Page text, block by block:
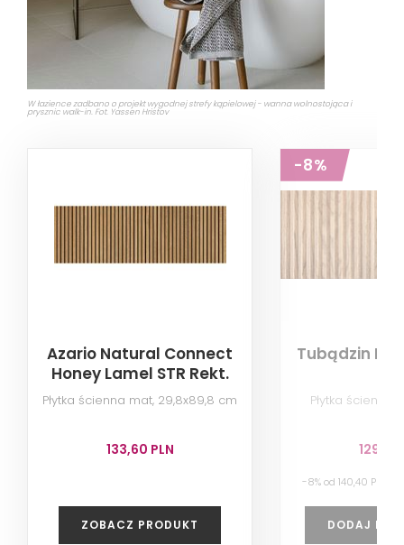
W łazience zadbano o projekt wygodnej strefy kąpielowej - wanna wolnostojąca i
prysznic walk-in. Fot. Yassen Hristov
Azario Natural Connect
Honey Lamel STR Rekt.
Mat
Płytka ścienna mat, 29,8x89,8 cm
133,60 PLN
ZOBACZ PRODUKT
-8%
Tubądzin
Płytka ścienna,
129,50
-8% od 140,40 PLN
DODAJ DO